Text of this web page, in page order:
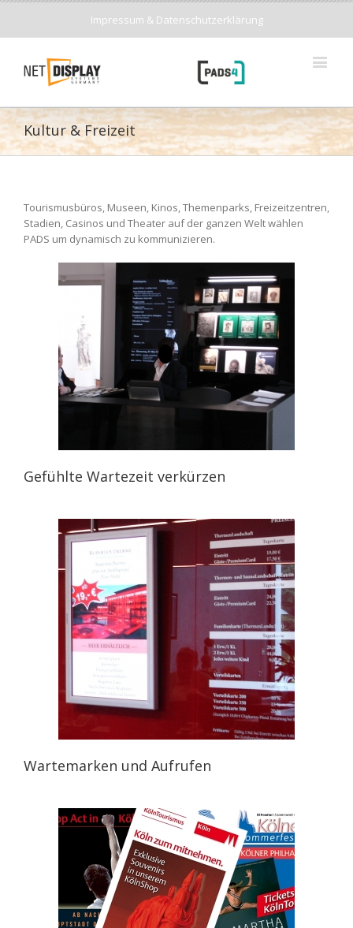
Impressum & Datenschutzerklärung
Kultur & Freizeit
Tourismusbüros, Museen, Kinos, Themenparks, Freizeitzentren,
Stadien, Casinos und Theater auf der ganzen Welt wählen
PADS um dynamisch zu kommunizieren.
Gefühlte Wartezeit verkürzen
Wartemarken und Aufrufen